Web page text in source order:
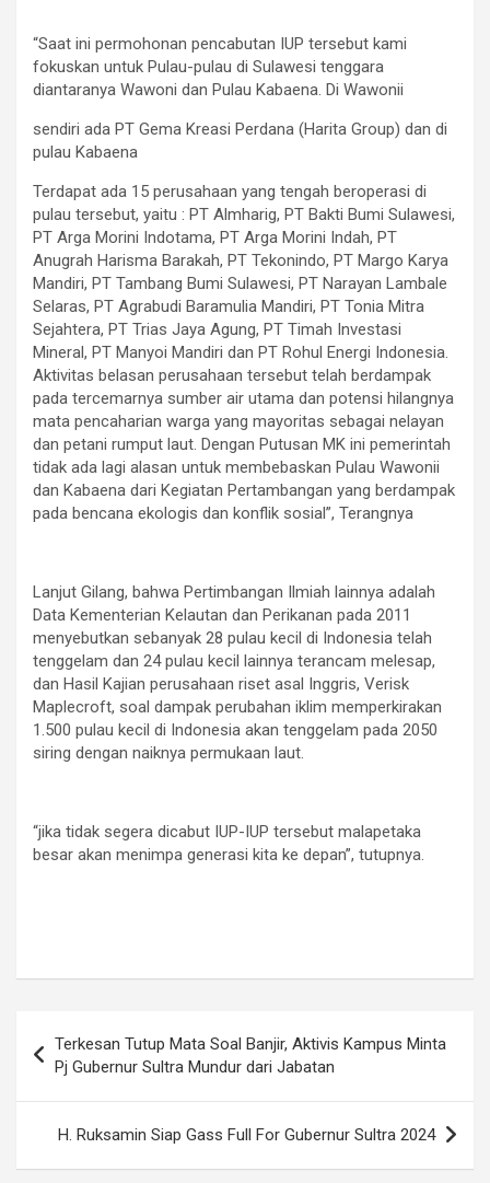
“Saat ini permohonan pencabutan IUP tersebut kami
fokuskan untuk Pulau-pulau di Sulawesi tenggara
diantaranya Wawoni dan Pulau Kabaena. Di Wawonii
sendiri ada PT Gema Kreasi Perdana (Harita Group) dan di
pulau Kabaena
Terdapat ada 15 perusahaan yang tengah beroperasi di
pulau tersebut, yaitu : PT Almharig, PT Bakti Bumi Sulawesi,
PT Arga Morini Indotama, PT Arga Morini Indah, PT
Anugrah Harisma Barakah, PT Tekonindo, PT Margo Karya
Mandiri, PT Tambang Bumi Sulawesi, PT Narayan Lambale
Selaras, PT Agrabudi Baramulia Mandiri, PT Tonia Mitra
Sejahtera, PT Trias Jaya Agung, PT Timah Investasi
Mineral, PT Manyoi Mandiri dan PT Rohul Energi Indonesia.
Aktivitas belasan perusahaan tersebut telah berdampak
pada tercemarnya sumber air utama dan potensi hilangnya
mata pencaharian warga yang mayoritas sebagai nelayan
dan petani rumput laut. Dengan Putusan MK ini pemerintah
tidak ada lagi alasan untuk membebaskan Pulau Wawonii
dan Kabaena dari Kegiatan Pertambangan yang berdampak
pada bencana ekologis dan konflik sosial”, Terangnya
Lanjut Gilang, bahwa Pertimbangan Ilmiah lainnya adalah
Data Kementerian Kelautan dan Perikanan pada 2011
menyebutkan sebanyak 28 pulau kecil di Indonesia telah
tenggelam dan 24 pulau kecil lainnya terancam melesap,
dan Hasil Kajian perusahaan riset asal Inggris, Verisk
Maplecroft, soal dampak perubahan iklim memperkirakan
1.500 pulau kecil di Indonesia akan tenggelam pada 2050
siring dengan naiknya permukaan laut.
“jika tidak segera dicabut IUP-IUP tersebut malapetaka
besar akan menimpa generasi kita ke depan”, tutupnya.
pos
Terkesan Tutup Mata Soal Banjir, Aktivis Kampus Minta
Pj Gubernur Sultra Mundur dari Jabatan
H. Ruksamin Siap Gass Full For Gubernur Sultra 2024